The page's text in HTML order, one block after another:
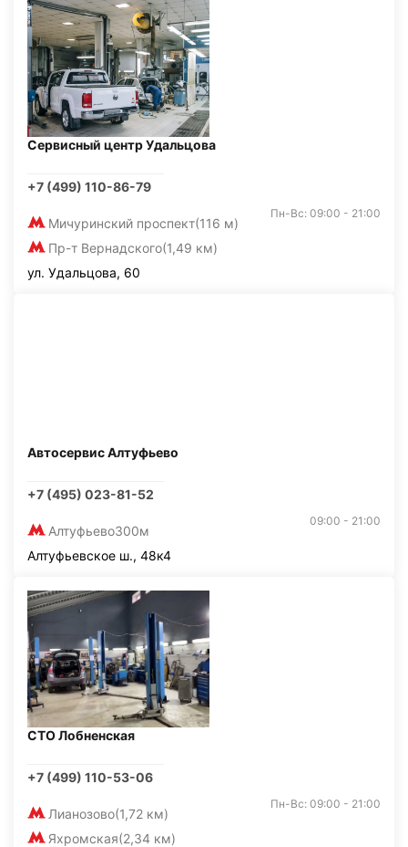
Сервисный центр Удальцова
+7 (499) 110-86-79
Мичуринский проспект(116 м)
Пр-т Вернадского(1,49 км)
Пн-Вс: 09:00 - 21:00
ул. Удальцова, 60
Автосервис Алтуфьево
+7 (495) 023-81-52
Алтуфьево300м
09:00 - 21:00
Алтуфьевское ш., 48к4
СТО Лобненская
+7 (499) 110-53-06
Лианозово(1,72 км)
Яхромская(2,34 км)
Пн-Вс: 09:00 - 21:00